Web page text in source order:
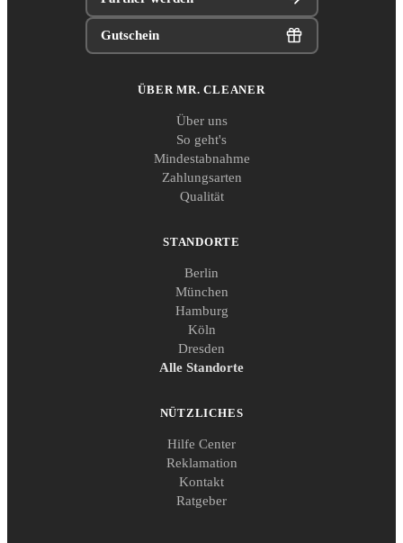
Gutschein
ÜBER MR. CLEANER
Über uns
So geht's
Mindestabnahme
Zahlungsarten
Qualität
STANDORTE
Berlin
München
Hamburg
Köln
Dresden
Alle Standorte
NÜTZLICHES
Hilfe Center
Reklamation
Kontakt
Ratgeber